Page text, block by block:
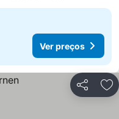
Ver preços
Partilhar